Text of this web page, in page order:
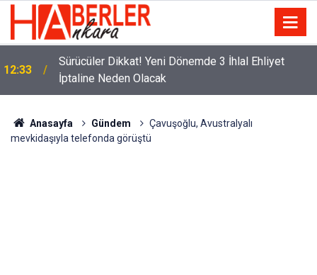
12:33
Sürücüler Dikkat! Yeni Dönemde 3 İhlal Ehliyet
İptaline Neden Olacak
Anasayfa Gündem
Çavuşoğlu, Avustralyalı
mevkidaşıyla telefonda görüştü